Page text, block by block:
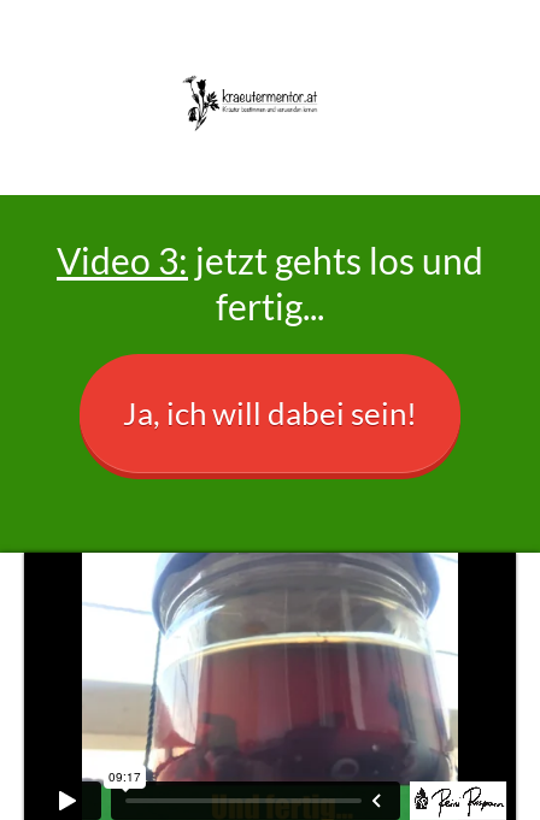
Video 3: jetzt gehts los und
fertig...
Ja, ich will dabei sein!